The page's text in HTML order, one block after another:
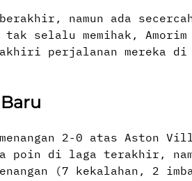
namun ada
tak selalu memihak, Amorim
perjalanan mereka di
2-0 atas Aston
poin di laga terakhir,
(7 kekalahan, 2